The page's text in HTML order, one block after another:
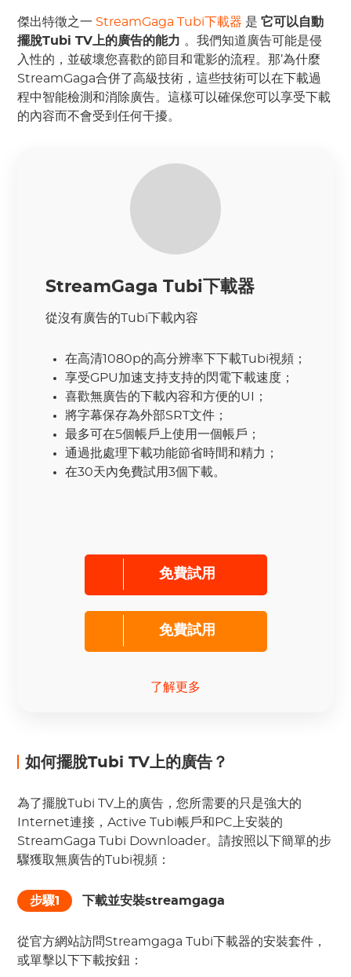
傑出特徵之一 StreamGaga Tubi下載器 是它可以自動
擺脫Tubi TV上的廣告的能力 。我們知道廣告可能是侵
入性的，並破壞您喜歡的節目和電影的流程。那’為什麼
StreamGaga合併了高級技術，這些技術可以在下載過
程中智能檢測和消除廣告。這樣可以確保您可以享受下載
的內容而不會受到任何干擾。
StreamGaga Tubi下載器
從沒有廣告的Tubi下載內容
在高清1080p的高分辨率下下載Tubi視頻；
享受GPU加速支持支持的閃電下載速度；
喜歡無廣告的下載內容和方便的UI；
將字幕保存為外部SRT文件；
最多可在5個帳戶上使用一個帳戶；
通過批處理下載功能節省時間和精力；
在30天內免費試用3個下載。
免費試用
免費試用
了解更多
如何擺脫Tubi TV上的廣告？
為了擺脫Tubi TV上的廣告，您所需要的只是強大的
Internet連接，Active Tubi帳戶和PC上安裝的
StreamGaga Tubi Downloader。請按照以下簡單的步
驟獲取無廣告的Tubi視頻：
步驟1 下載並安裝streamgaga
從官方網站訪問Streamgaga Tubi下載器的安裝套件，
或單擊以下下載按鈕：